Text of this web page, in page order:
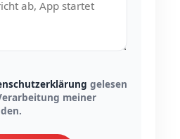
gelesen
meiner